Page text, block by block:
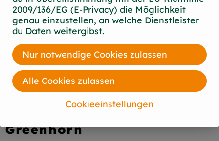
Produktinformationen
Herkunft
Hersteller: Gauchel
Greenhorn
2009/136/EG (E-Privacy) die Möglichkeit
genau einzustellen, an welche Dienstleister
du Daten weitergibst.
Cookieeinstellungen
Nur notwendige Cookies zulassen
Alle Cookies zulassen